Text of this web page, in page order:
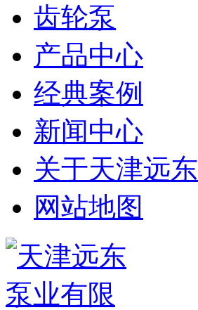
齿轮泵
产品中心
经典案例
新闻中心
关于天津远东
网站地图